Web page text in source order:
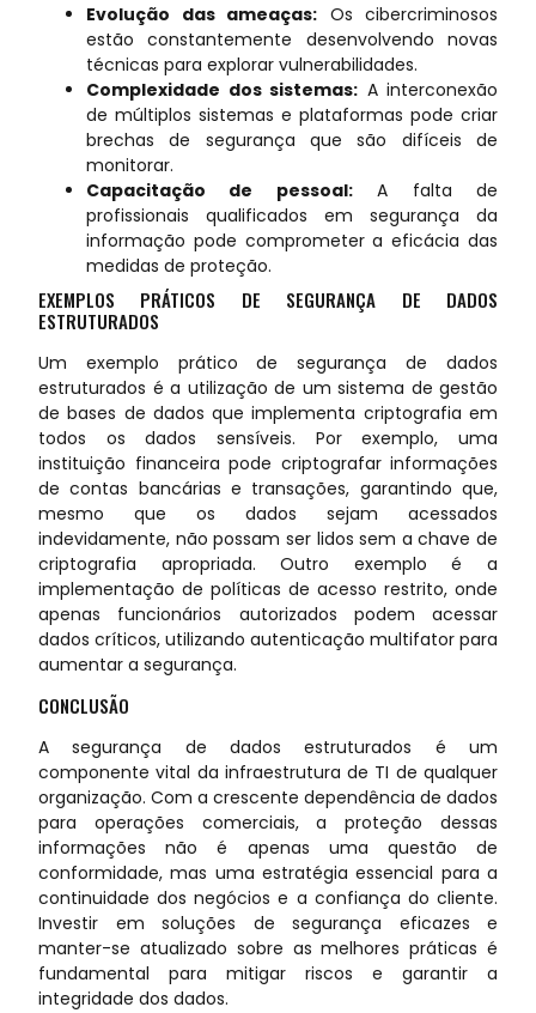
Evolução das ameaças: Os cibercriminosos
estão constantemente desenvolvendo novas
técnicas para explorar vulnerabilidades.
Complexidade dos sistemas: A interconexão
de múltiplos sistemas e plataformas pode criar
brechas de segurança que são difíceis de
monitorar.
Capacitação de pessoal:A falta de
profissionais qualificados em segurança da
informação pode comprometer a eficácia das
medidas de proteção.
EXEMPLOS PRÁTICOS DE SEGURANÇA DE DADOS
ESTRUTURADOS
Um exemplo prático de segurança de dados
estruturados é a utilização de um sistema de gestão
de bases de dados que implementa criptografia em
todos os dados sensíveis. Por exemplo, uma
instituição financeira pode criptografar informações
de contas bancárias e transações, garantindo que,
mesmo que os dados sejam acessados
indevidamente, não possam ser lidos sem a chave de
criptografia apropriada. Outro exemplo é a
implementação de políticas de acesso restrito, onde
apenas funcionários autorizados podem acessar
dados críticos, utilizando autenticação multifator para
aumentar a segurança.
CONCLUSÃO
A segurança de dados estruturados é um
componente vital da infraestrutura de TI de qualquer
organização. Com a crescente dependência de dados
para operações comerciais, a proteção dessas
informações não é apenas uma questão de
conformidade, mas uma estratégia essencial para a
continuidade dos negócios e a confiança do cliente.
Investir em soluções de segurança eficazes e
manter-se atualizado sobre as melhores práticas é
fundamental para mitigar riscos e garantir a
integridade dos dados.